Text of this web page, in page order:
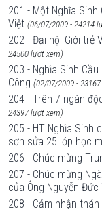
201 - Một Nghĩa
Việt (06/07/2009 - 24214
202 - Đại hội Giới trẻ
24500 lượt xem)
203 - Nghĩa Sinh
Công (02/07/2009 -
204 - Trên 7 ngàn
24397 lượt xem)
205 - HT Nghĩa Sinh
sơn sửa 25 lớp học
206 - Chúc mừng
207 - Chúc mừng
của Ông Nguyễn Đức
208 - Cảm nhận